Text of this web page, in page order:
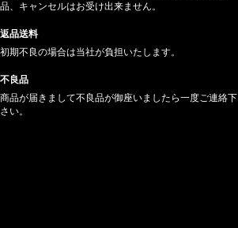
品、キャンセルはお受け出来ません。
返品送料
初期不良の場合は当社が負担いたします。
不良品
商品が届きまして不良品が御座いましたら一度ご連絡下
さい。